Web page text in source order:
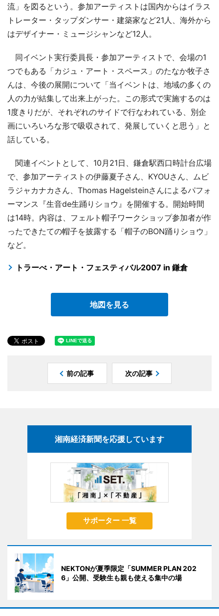
流」を図るという。参加アーティストは国内からはイラス
トレーター・タップダンサー・建築家など21人、海外から
はデザイナー・ミュージシャンなど12人。
同イベント実行委員長・参加アーティストで、会場の1
つでもある「カジュ・アート・スペース」のたなか牧子さ
んは、今後の展開について「当イベントは、地域の多くの
人の力が結集して出来上がった。この形式で実施するのは
1度きりだが、それぞれのサイドで行なわれている、別企
画にいろいろな形で吸収されて、発展していくと思う」と
話している。
関連イベントとして、10月21日、鎌倉駅西口時計台広場
で、参加アーティストの伊藤夏子さん、KYOUさん、ムビ
ラジャカナカさん、Thomas Hagelsteinさんによるパフォ
ーマンス『生音de生踊りショウ』を開催する。開始時間
は14時。内容は、フェルト帽子ワークショップ参加者が作
ったできたての帽子を披露する「帽子のBON踊りショウ」
など。
トラーべ・アート・フェスティバル2007 in 鎌倉
地図を見る
前の記事 次の記事
湘南経済新聞を応援しています
サポーター 一覧
NEKTONが夏季限定「SUMMER PLAN 202
6」公開、受験生も親も使える集中の場